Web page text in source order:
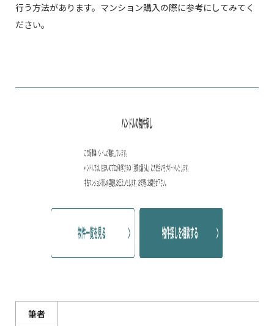
行う方法があります。マンション購入の際に参考にしてみてく
ださい。
筆者